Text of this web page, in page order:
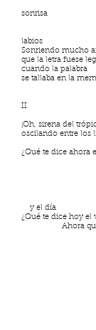
teme
sonrisa
esa
labios
Sonriendo mucho
que la letra fuese
cuando la palabra
se tallaba en la
II
¡Oh, sirena del
oscilando entre los
¿Qué te dice ahora
la
y el día
¿Qué te dice hoy el
Ahora que no